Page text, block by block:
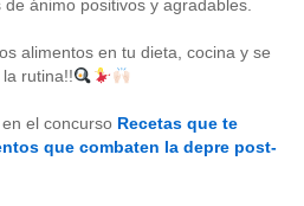
ánimo positivos y agradables.
alimentos en tu dieta, cocina y se
rutina!!
el concurso Recetas que te
que combaten la depre post-